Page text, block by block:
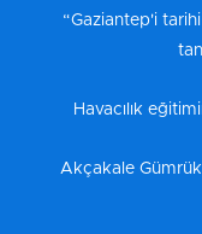
“Gaziantep'i
Havacılık
Akçakale